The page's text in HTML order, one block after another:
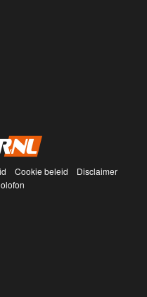
Cookie beleid
Disclaimer